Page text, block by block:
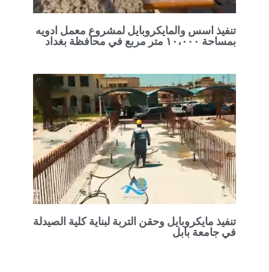
تنفيذ اسس والمايكروبايل لمشروع معمل ادويه
بمساحة ١٠،٠٠٠ متر مربع في محافظة بغداد
تنفيذ مايكروبايل وحقن التربة لبناية كلية الصيدلة
في جامعة بابل